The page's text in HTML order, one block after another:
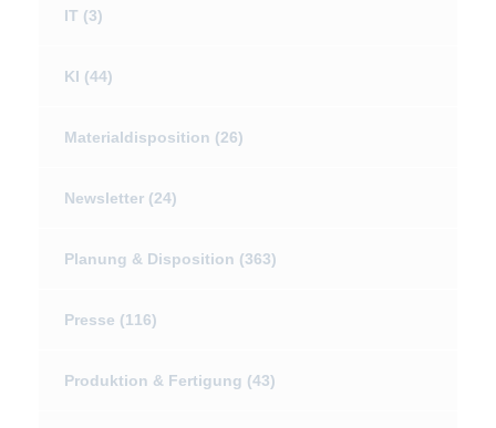
IT (3)
KI (44)
Materialdisposition (26)
Newsletter (24)
Planung & Disposition (363)
Presse (116)
Produktion & Fertigung (43)